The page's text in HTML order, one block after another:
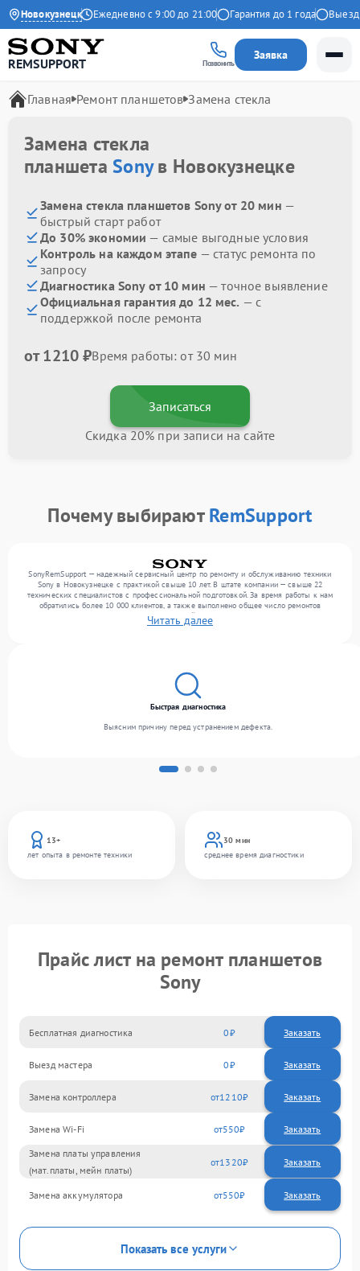
Новокузнецк
4.9 на Яндекс Ежедневно с 9:00 до 21:00 Гарантия до 1 года Выезд
REMSUPPORT Позвонить
Заявка
Главная Ремонт планшетов Замена стекла
Замена стекла
планшетаSonyв Новокузнецке
Замена стекла планшетов Sony от 20 мин —
быстрый старт работ
До 30% экономии — самые выгодные условия
Контроль на каждом этапе — статус ремонта по
запросу
Диагностика Sony от 10 мин — точное выявление
Официальная гарантия до 12 мес. — с
поддержкой после ремонта
от 1210 ₽Время работы: от 30 мин
Записаться
Скидка 20% при записи на сайте
Почему выбираютRemSupport
SonyRemSupport — надежный сервисный центр по ремонту и обслуживанию техники
Sony в Новокузнецке с практикой свыше 10 лет. В штате компании — свыше 22
технических специалистов с профессиональной подготовкой. За время работы к нам
обратились более 10 000 клиентов, а также выполнено общее число ремонтов
превысило 12 000. Ежемесячно в сервисный центр поступает свыше 300 единиц
техники, включая , , . Мы устраняем поломки любой сложности и предлагаем
Читать далее
13+
лет опыта в ремонте техники
30 мин
среднее время диагностики
Быстрая диагностика
Выясним причину перед устранением дефекта.
Прайс лист на ремонт планшетов
Sony
Бесплатная диагностика 0 Заказать
Выезд мастера 0 Заказать
Замена контроллера 1210
Замена Wi-Fi 550
Замена платы управления
(мат.платы, мейн платы)
1320
Замена аккумулятора 550
Показать все услуги